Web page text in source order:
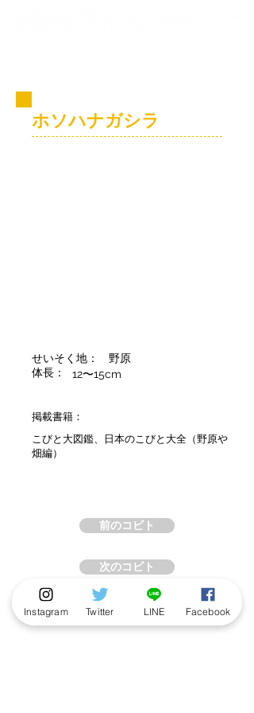
ホソハナガシラ
せいそく地：
野原
体長：
12〜15cm
掲載書籍：
こびと大図鑑、日本のこびと大全（野原や
畑編）
前のコビト
次のコビト
Instagram Twitter LINE Facebook